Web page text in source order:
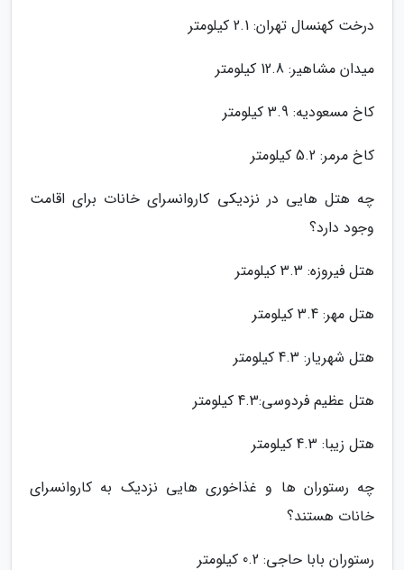
درخت کهنسال تهران: 2.1 کیلومتر
میدان مشاهیر: 12.8 کیلومتر
کاخ مسعودیه: 3.9 کیلومتر
کاخ مرمر: 5.2 کیلومتر
چه هتل هایی در نزدیکی کاروانسرای خانات برای اقامت
وجود دارد؟
هتل فیروزه: 3.3 کیلومتر
هتل مهر: 3.4 کیلومتر
هتل شهریار: 4.3 کیلومتر
هتل عظیم فردوسی:4.3 کیلومتر
هتل زیبا: 4.3 کیلومتر
چه رستوران ها و غذاخوری هایی نزدیک به کاروانسرای
خانات هستند؟
رستوران بابا حاجی: 0.2 کیلومتر